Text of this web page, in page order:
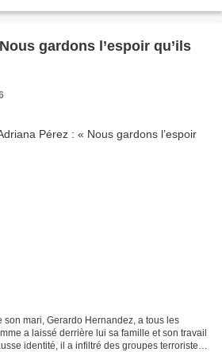
gardons l’espoir qu’ils
son mari, Gerardo Hernandez, a tous les
a laissé derrière lui sa famille et son travail
identité, il a infiltré des groupes terroristes